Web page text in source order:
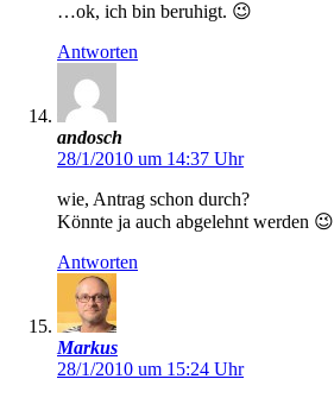
…ok, ich bin beruhigt. 😉
Antworten
andosch
28/1/2010 um 14:37 Uhr
wie, Antrag schon durch?
Könnte ja auch abgelehnt werden 😉
Antworten
Markus
28/1/2010 um 15:24 Uhr